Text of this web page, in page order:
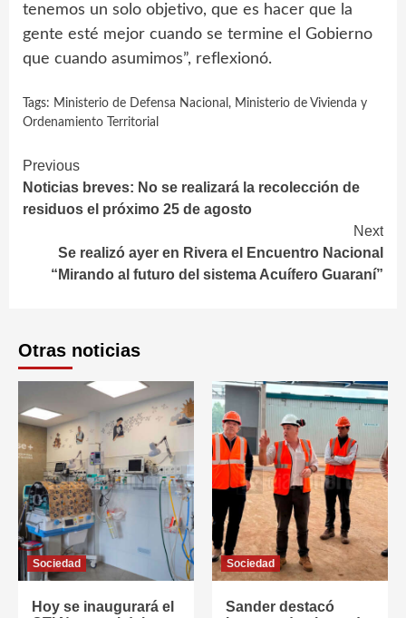
tenemos un solo objetivo, que es hacer que la
gente esté mejor cuando se termine el Gobierno
que cuando asumimos”, reflexionó.
Tags: Ministerio de Defensa Nacional , Ministerio de Vivienda y
Ordenamiento Territorial
Continue
Reading
Previous
Noticias breves: No se realizará la recolección de
residuos el próximo 25 de agosto
Next
Se realizó ayer en Rivera el Encuentro Nacional
“Mirando al futuro del sistema Acuífero Guaraní”
Otras noticias
Sociedad
Hoy se inaugurará el
Sociedad
Sander destacó